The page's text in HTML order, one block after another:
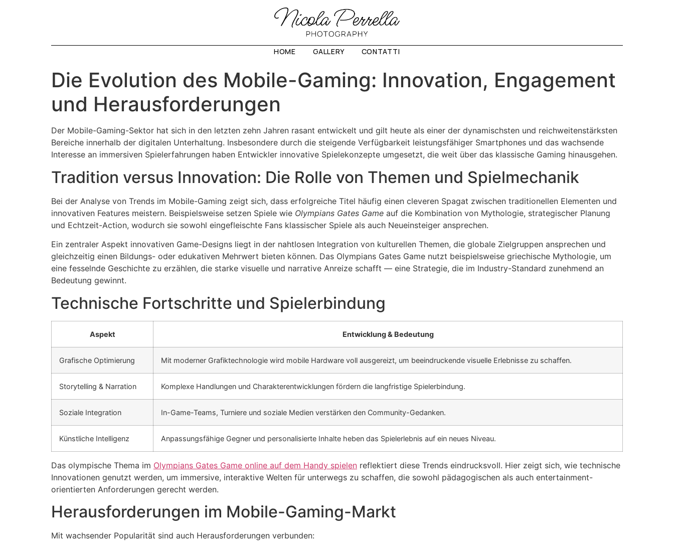
HOME GALLERY CONTATTI
Die Evolution des Mobile-Gaming: Innovation, Engagement
und Herausforderungen
Der Mobile-Gaming-Sektor hat sich in den letzten zehn Jahren rasant entwickelt und gilt heute als einer der dynamischsten und reichweitenstärksten
Bereiche innerhalb der digitalen Unterhaltung. Insbesondere durch die steigende Verfügbarkeit leistungsfähiger Smartphones und das wachsende
Interesse an immersiven Spielerfahrungen haben Entwickler innovative Spielekonzepte umgesetzt, die weit über das klassische Gaming hinausgehen.
Tradition versus Innovation: Die Rolle von Themen und Spielmechanik
Bei der Analyse von Trends im Mobile-Gaming zeigt sich, dass erfolgreiche Titel häufig einen cleveren Spagat zwischen traditionellen Elementen und
innovativen Features meistern. Beispielsweise setzen Spiele wie Olympians Gates Game auf die Kombination von Mythologie, strategischer Planung
und Echtzeit-Action, wodurch sie sowohl eingefleischte Fans klassischer Spiele als auch Neueinsteiger ansprechen.
Ein zentraler Aspekt innovativen Game-Designs liegt in der nahtlosen Integration von kulturellen Themen, die globale Zielgruppen ansprechen und
gleichzeitig einen Bildungs- oder edukativen Mehrwert bieten können. Das Olympians Gates Game nutzt beispielsweise griechische Mythologie, um
eine fesselnde Geschichte zu erzählen, die starke visuelle und narrative Anreize schafft — eine Strategie, die im Industry-Standard zunehmend an
Bedeutung gewinnt.
Technische Fortschritte und Spielerbindung
Aspekt Entwicklung & Bedeutung
Grafische Optimierung Mit moderner Grafiktechnologie wird mobile Hardware voll ausgereizt, um beeindruckende visuelle Erlebnisse zu schaffen.
Storytelling & Narration Komplexe Handlungen und Charakterentwicklungen fördern die langfristige Spielerbindung.
Soziale Integration In-Game-Teams, Turniere und soziale Medien verstärken den Community-Gedanken.
Künstliche Intelligenz Anpassungsfähige Gegner und personalisierte Inhalte heben das Spielerlebnis auf ein neues Niveau.
Das olympische Thema im Olympians Gates Game online auf dem Handy spielen reflektiert diese Trends eindrucksvoll. Hier zeigt sich, wie technische
Innovationen genutzt werden, um immersive, interaktive Welten für unterwegs zu schaffen, die sowohl pädagogischen als auch entertainment-
orientierten Anforderungen gerecht werden.
Herausforderungen im Mobile-Gaming-Markt
Mit wachsender Popularität sind auch Herausforderungen verbunden: